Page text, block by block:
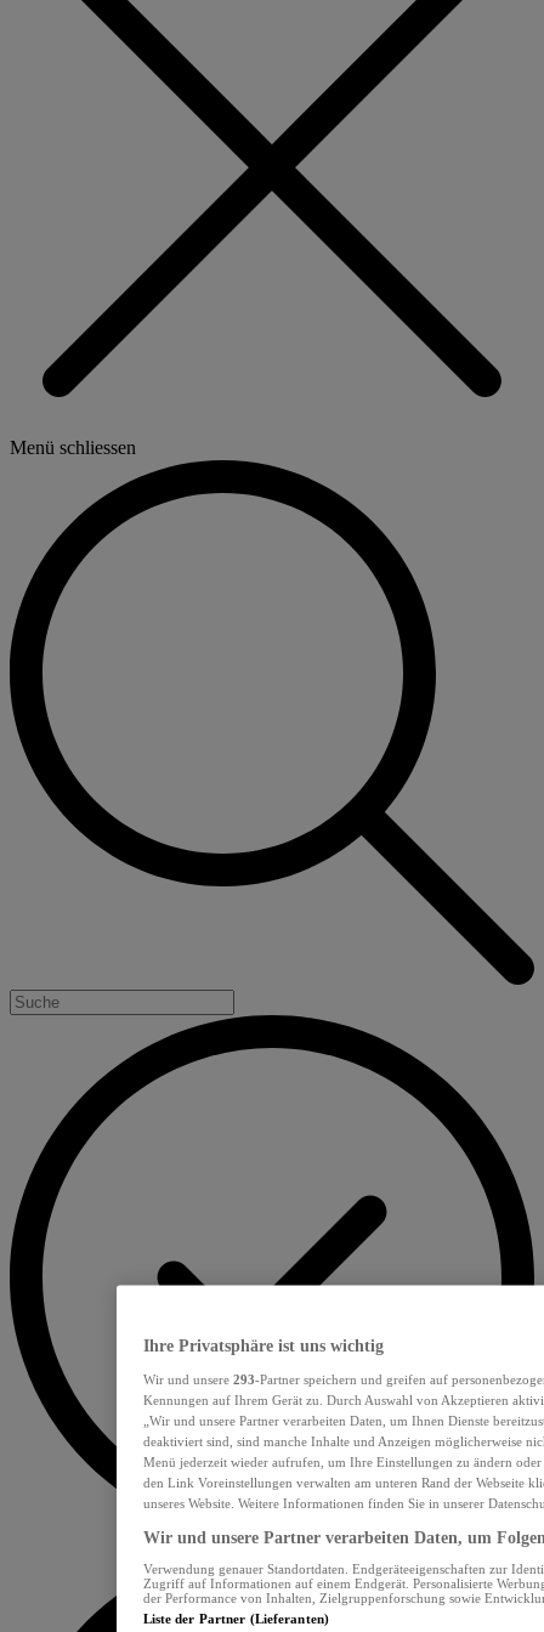
Menü schliessen
Ihre Privatsphäre ist uns wichtig
Wir und unsere 293-Partner speichern und greifen auf
Kennungen auf Ihrem Gerät zu. Durch Auswahl von Akzeptieren
„Wir und unsere Partner verarbeiten Daten, um Ihnen Dienste
deaktiviert sind, sind manche Inhalte und Anzeigen möglicherweise
Menü jederzeit wieder aufrufen, um Ihre Einstellungen zu ändern
den Link Voreinstellungen verwalten am unteren Rand der Webseite
unseres Website. Weitere Informationen finden Sie in unserer
Wir und unsere Partner verarbeiten Daten, um
Verwendung genauer Standortdaten. Endgeräteeigenschaften zur
Zugriff auf Informationen auf einem Endgerät. Personalisierte
der Performance von Inhalten, Zielgruppenforschung sowie
Liste der Partner (Lieferanten)